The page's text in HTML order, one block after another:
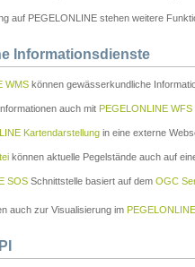
auf PEGELONLINE stehen weitere
Informationsdienste
WMS können gewässerkundliche
auch mit PEGELONLINE WFS
Kartendarstellung in eine externe
können aktuelle Pegelstände auch auf
SOS Schnittstelle basiert auf dem OGC
auch zur Visualisierung im